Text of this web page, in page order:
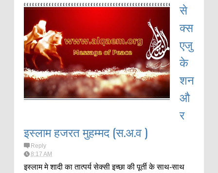
से
क्स
एजु
के
शन
औ
र
इस्लाम हजरत मुहम्मद (स.अ.व )
Reply
8:17 AM
इस्लाम मे शादी का तात्पर्य सेक्सी इच्छा की पूर्ती के साथ-साथ